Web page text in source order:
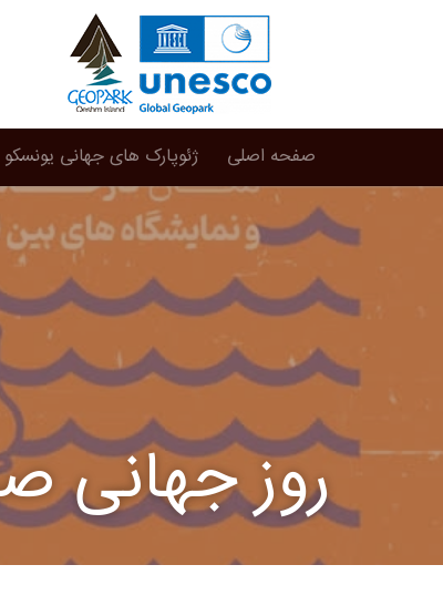
صفحه اصلی ژئوپارک های جهانی یونسکو
روز جهانی